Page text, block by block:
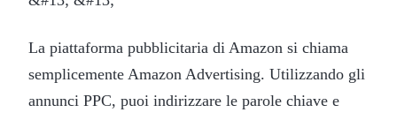
La piattaforma pubblicitaria di Amazon si chiama
semplicemente Amazon Advertising. Utilizzando gli
annunci PPC, puoi indirizzare le parole chiave e